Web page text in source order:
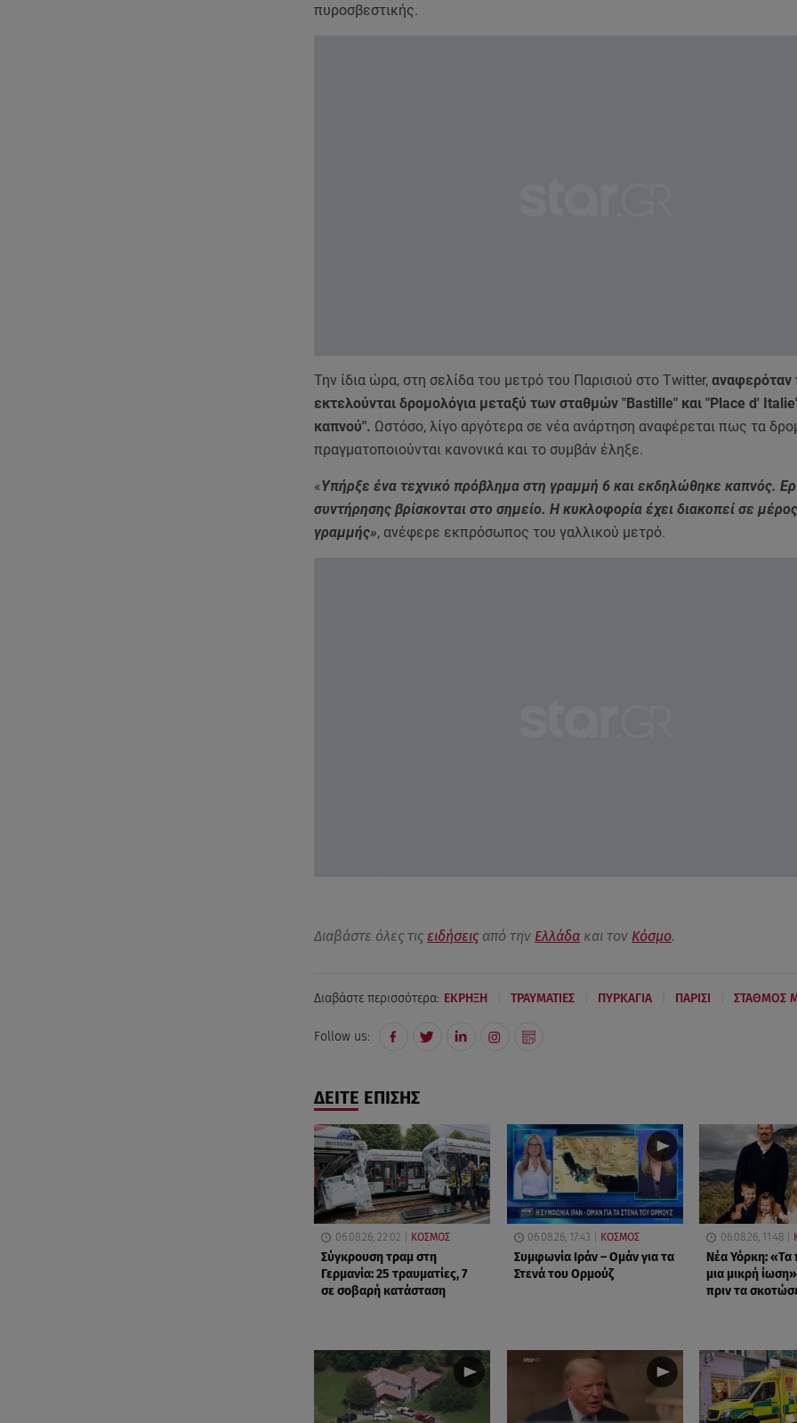
πυροσβεστικής.
Την ίδια ώρα, στη σελίδα του μετρό του Παρισιού στο Twitter,αναφερόταν
εκτελούνται δρομολόγια μεταξύ των σταθμών "Bastille" και "Place d'
καπνού". Ωστόσο, λίγο αργότερα σε νέα ανάρτηση αναφέρεται πως τα
πραγματοποιούνται κανονικά και το συμβάν έληξε.
«Υπήρξε ένα τεχνικό πρόβλημα στη γραμμή 6 και εκδηλώθηκε καπνός.
συντήρησης βρίσκονται στο σημείο. Η κυκλοφορία έχει διακοπεί σε
γραμμής», ανέφερε εκπρόσωπος του γαλλικού μετρό.
Διαβάστε όλες τις ειδήσειςαπό την Ελλάδακαι τον Κόσμο.
Διαβάστε περισσότερα: ΕΚΡΗΞΗ ΤΡΑΥΜΑΤΙΕΣ ΠΥΡΚΑΓΙΑ ΠΑΡΙΣΙ ΣΤΑΘΜΟΣ
Follow us:
ΔΕΙΤΕ ΕΠΙΣΗΣ
06.08.26, 22:02 ΚΟΣΜΟΣ
Σύγκρουση τραμ στη
Γερμανία: 25 τραυματίες, 7
σε σοβαρή κατάσταση
06.08.26, 17:43 ΚΟΣΜΟΣ
Συμφωνία Ιράν – Ομάν για τα
Στενά του Ορμούζ
06.08.26, 11:48
Νέα Υόρκη: «Τα
μια μικρή
πριν τα